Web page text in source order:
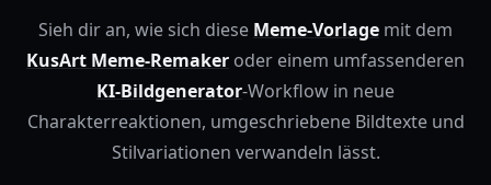
Sieh dir an, wie sich diese Meme-Vorlage mit dem
KusArt Meme-Remaker oder einem umfassenderen
KI-Bildgenerator-Workflow in neue
Charakterreaktionen, umgeschriebene Bildtexte und
Stilvariationen verwandeln lässt.